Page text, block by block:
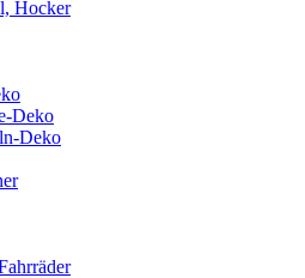
Hocker
Deko
Deko